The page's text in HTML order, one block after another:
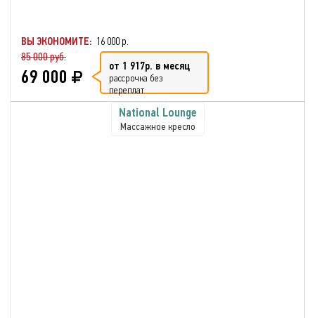
ВЫ ЭКОНОМИТЕ: 16 000 р.
85 000 руб.
69 000 от 1 917р. в месяц
рассрочка без
переплат
National Lounge
Массажное кресло